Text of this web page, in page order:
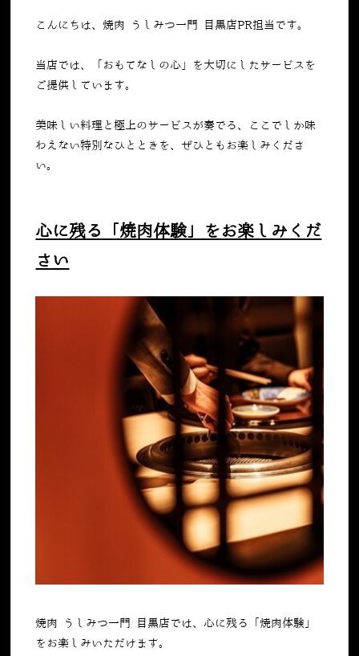
こんにちは、焼肉 うしみつ一門 目黒店PR担当です。
当店では、「おもてなしの心」を大切にしたサービスを
ご提供しています。
美味しい料理と極上のサービスが奏でる、ここでしか味
わえない特別なひとときを、ぜひともお楽しみくださ
い。
心に残る「焼肉体験」をお楽しみくだ
さい
焼肉 うしみつ一門 目黒店では、心に残る「焼肉体験」
をお楽しみいただけます。